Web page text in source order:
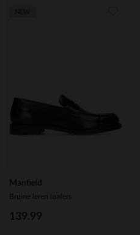
Manfield
Bruine leren loafers
139.99